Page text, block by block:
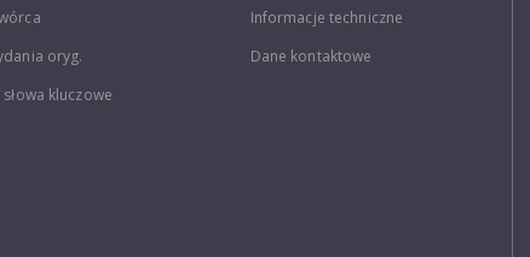
oryg.
kluczowe
Informacje techniczne
Dane kontaktowe